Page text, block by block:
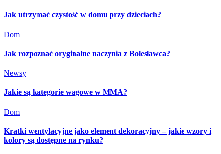
Jak utrzymać czystość w domu przy dzieciach?
Dom
Jak rozpoznać oryginalne naczynia z Bolesławca?
Newsy
Jakie są kategorie wagowe w MMA?
Dom
Kratki wentylacyjne jako element dekoracyjny – jakie wzory i
kolory są dostępne na rynku?